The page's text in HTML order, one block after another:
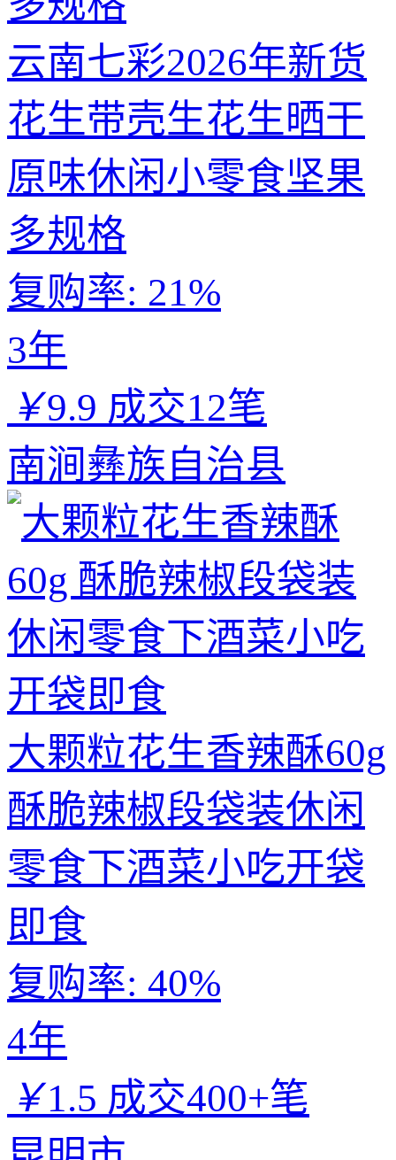
云南七彩2026年新货
花生带壳生花生晒干
原味休闲小零食坚果
多规格
复购率: 21%
3年
￥9.9 成交12笔
南涧彝族自治县
大颗粒花生香辣酥60g
酥脆辣椒段袋装休闲
零食下酒菜小吃开袋
即食
复购率: 40%
4年
￥1.5 成交400+笔